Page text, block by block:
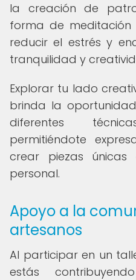
la creación de
forma de
reducir el estrés y
tranquilidad y
Explorar tu lado
brinda la
diferentes
permitiéndote
crear piezas
personal.
Apoyo a la
artesanos
Al participar en un
estás